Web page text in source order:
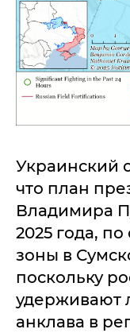
Украинский
что план
Владимира
2025 года,
зоны в
поскольку
удерживают
анклава в